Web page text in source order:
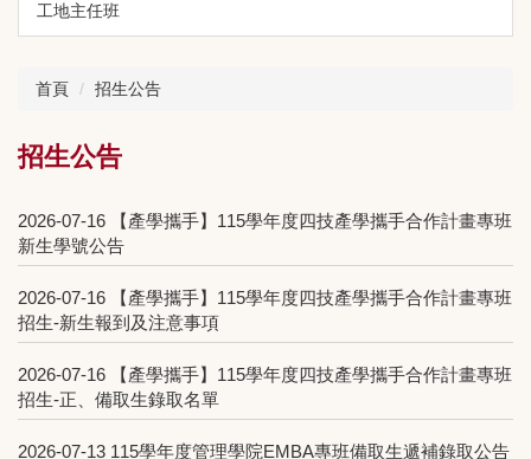
工地主任班
首頁 招生公告
招生公告
2026-07-16
【產學攜手】115學年度四技產學攜手合作計畫專班
新生學號公告
2026-07-16
【產學攜手】115學年度四技產學攜手合作計畫專班
招生-新生報到及注意事項
2026-07-16
【產學攜手】115學年度四技產學攜手合作計畫專班
招生-正、備取生錄取名單
2026-07-13 115學年度管理學院EMBA專班備取生遞補錄取公告